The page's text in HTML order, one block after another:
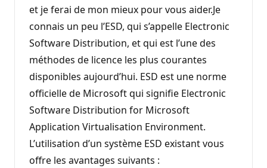
et je ferai de mon mieux pour vous aider.Je
connais un peu l’ESD, qui s’appelle Electronic
Software Distribution, et qui est l’une des
méthodes de licence les plus courantes
disponibles aujourd’hui. ESD est une norme
officielle de Microsoft qui signifie Electronic
Software Distribution for Microsoft
Application Virtualisation Environment.
L’utilisation d’un système ESD existant vous
offre les avantages suivants :